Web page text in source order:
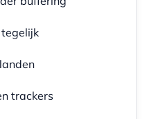
trackers